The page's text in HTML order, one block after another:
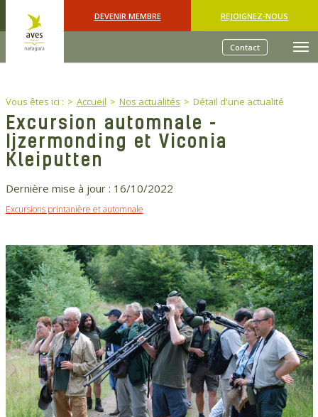
DEVENIR MEMBRE REJOIGNEZ-NOUS
Contact
You are here:
Vous êtes ici : Accueil Nos actualités Détail d'une actualité
Excursion automnale -
Ijzermonding et Viconia
Kleiputten
Dernière mise à jour : 16/10/2022
Excursions printanière et automnale